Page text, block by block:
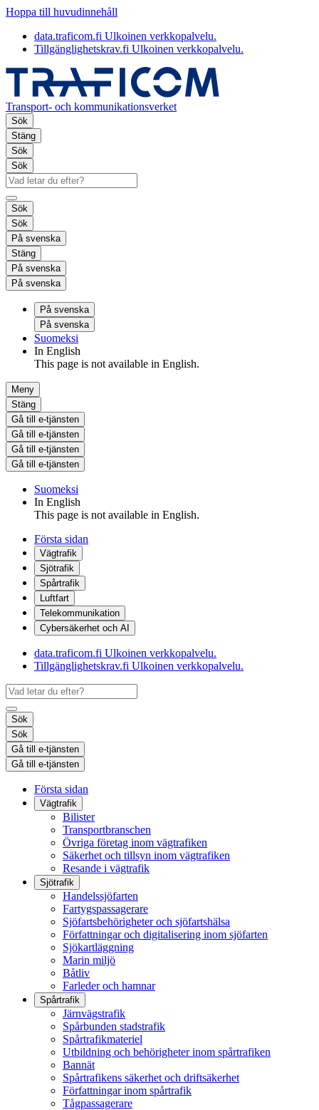
Hoppa till huvudinnehåll
data.traficom.fi Ulkoinen verkkopalvelu.
Tillgänglighetskrav.fi Ulkoinen verkkopalvelu.
Transport- och kommunikationsverket
Sök
Stäng
Sök
Sök
Sök
Sök
På svenska
Stäng
På svenska
På svenska
På svenska
På svenska
Suomeksi
In English
This page is not available in English.
Meny
Stäng
Gå till e-tjänsten
Gå till e-tjänsten
Gå till e-tjänsten
Gå till e-tjänsten
Suomeksi
In English
This page is not available in English.
Första sidan
Vägtrafik
Sjötrafik
Spårtrafik
Luftfart
Telekommunikation
Cybersäkerhet och AI
data.traficom.fi Ulkoinen verkkopalvelu.
Tillgänglighetskrav.fi Ulkoinen verkkopalvelu.
Sök
Sök
Gå till e-tjänsten
Gå till e-tjänsten
Första sidan
Vägtrafik
Bilister
Transportbranschen
Övriga företag inom vägtrafiken
Säkerhet och tillsyn inom vägtrafiken
Resande i vägtrafik
Sjötrafik
Handelssjöfarten
Fartygspassagerare
Sjöfartsbehörigheter och sjöfartshälsa
Författningar och digitalisering inom sjöfarten
Sjökartläggning
Marin miljö
Båtliv
Farleder och hamnar
Spårtrafik
Järnvägstrafik
Spårbunden stadstrafik
Spårtrafikmateriel
Utbildning och behörigheter inom spårtrafiken
Bannät
Spårtrafikens säkerhet och driftsäkerhet
Författningar inom spårtrafik
Tågpassagerare